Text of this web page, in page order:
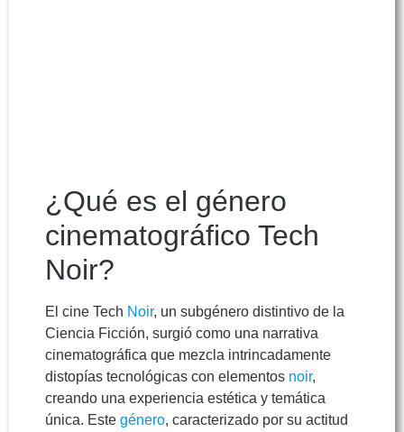
¿Qué es el género
cinematográfico Tech
Noir?
El cine Tech Noir, un subgénero distintivo de la
Ciencia Ficción, surgió como una narrativa
cinematográfica que mezcla intrincadamente
distopías tecnológicas con elementos noir,
creando una experiencia estética y temática
única. Este género, caracterizado por su actitud